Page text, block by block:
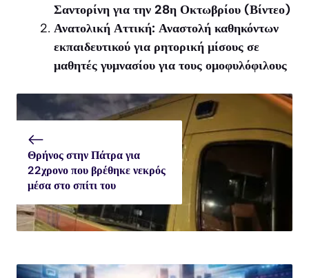
Σαντορίνη για την 28η Οκτωβρίου (Βίντεο)
Ανατολική Αττική: Αναστολή καθηκόντων
εκπαιδευτικού για ρητορική μίσους σε
μαθητές γυμνασίου για τους ομοφυλόφιλους
Θρήνος στην Πάτρα για
22χρονο που βρέθηκε νεκρός
μέσα στο σπίτι του